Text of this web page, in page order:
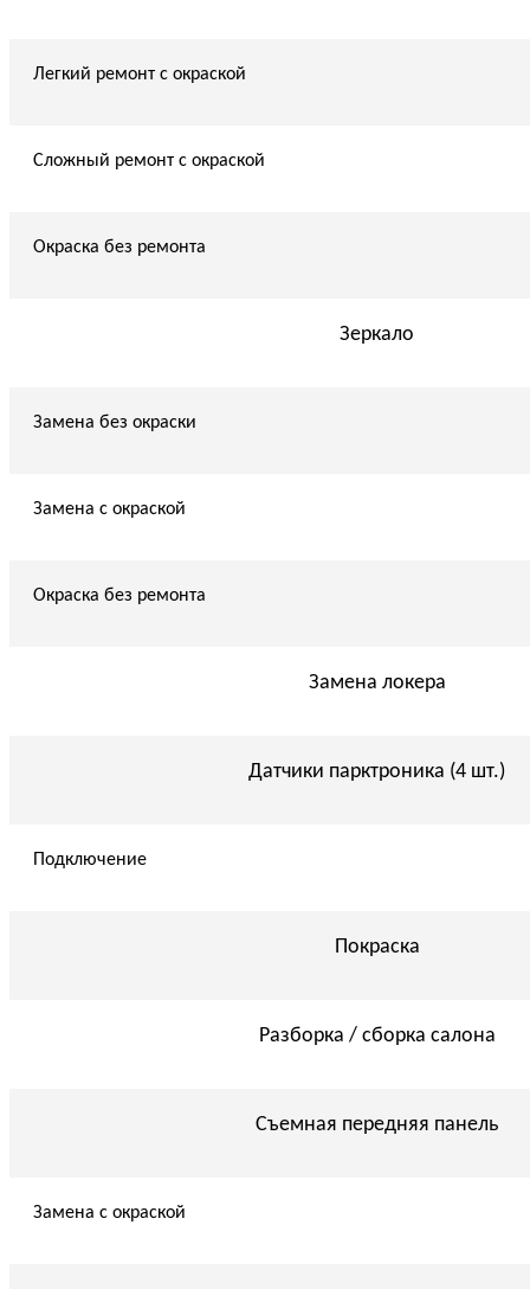
Легкий ремонт с окраской
Сложный ремонт с окраской
Окраска без ремонта
Зеркало
Замена без окраски
Замена с окраской
Окраска без ремонта
Замена локера
Датчики парктроника (4 шт.)
Подключение
Покраска
Разборка / сборка салона
Съемная передняя панель
Замена с окраской